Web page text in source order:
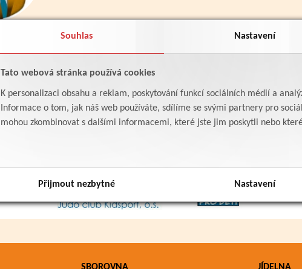
Souhlas Nastavení
Tato webová stránka používá cookies
K personalizaci obsahu a reklam, poskytování funkcí sociálních médií a
Informace o tom, jak náš web používáte, sdílíme se svými partnery pro
mohou zkombinovat s dalšími informacemi, které jste jim poskytli nebo
Přijmout nezbytné Nastavení